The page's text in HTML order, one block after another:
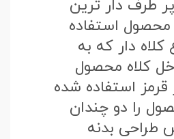
طرف دار ترین
محصول استفاده
دار که به
کلاه محصول
استفاده شده
را دو چندان
طراحی بدنه